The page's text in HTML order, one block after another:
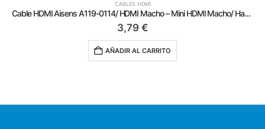
CABLES HDMI
Cable HDMI Aisens A119-0114/ HDMI Macho – Mini HDMI Macho/ Hasta 10W/ 720Mbps/ 1.8m/ Negro
3,79 €
AÑADIR AL CARRITO